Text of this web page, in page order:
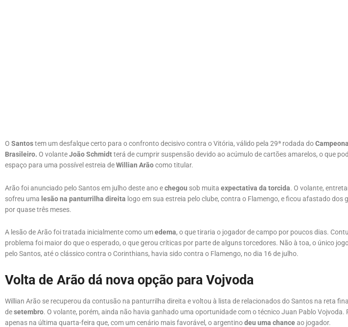
O Santostem um desfalque certo para o confronto decisivo contra o Vitória, válido pela 29ª rodada do
Brasileiro. O volanteJoão Schmidtterá de cumprir suspensão devido ao acúmulo de cartões amarelos, o que
espaço para uma possível estreia deWillian Arãocomo titular.
Arão foi anunciado pelo Santos em julho deste ano echegou sob muita expectativa da torcida. O volante,
sofreu uma lesão na panturrilha direita logo em sua estreia pelo clube, contra o Flamengo, e ficou afastado dos
por quase três meses.
A lesão de Arão foi tratada inicialmente como umedema, o que tiraria o jogador de campo por poucos dias.
problema foi maior do que o esperado, o que gerou críticas por parte de alguns torcedores. Não à toa, o único
pelo Santos, até o clássico contra o Corinthians, havia sido contra o Flamengo, no dia 16 de julho.
Volta de Arão dá nova opção para Vojvoda
Willian Arão se recuperou da contusão na panturrilha direita e voltou à lista de relacionados do Santos na reta
desetembro. O volante, porém, ainda não havia ganhado uma oportunidade com o técnico Juan Pablo Vojvoda.
apenas na última quarta-feira que, com um cenário mais favorável, o argentinodeu uma chanceao jogador.